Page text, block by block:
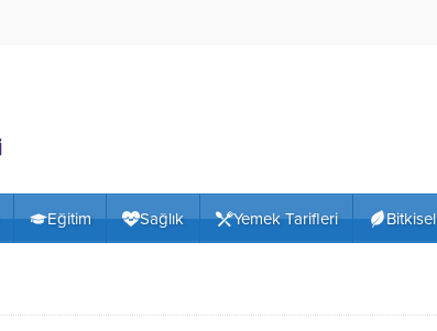
Eğitim Sağlık Yemek Tarifleri Bitkisel